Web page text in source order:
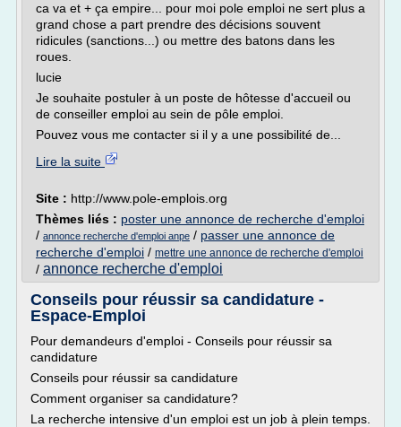
ca va et + ça empire... pour moi pole emploi ne sert plus a
grand chose a part prendre des décisions souvent
ridicules (sanctions...) ou mettre des batons dans les
roues.
lucie
Je souhaite postuler à un poste de hôtesse d'accueil ou
de conseiller emploi au sein de pôle emploi.
Pouvez vous me contacter si il y a une possibilité de...
Lire la suite
Site : http://www.pole-emplois.org
Thèmes liés : poster une annonce de recherche d'emploi
/ annonce recherche d'emploi anpe / passer une annonce de
recherche d'emploi / mettre une annonce de recherche d'emploi
/ annonce recherche d'emploi
Conseils pour réussir sa candidature -
Espace-Emploi
Pour demandeurs d'emploi - Conseils pour réussir sa
candidature
Conseils pour réussir sa candidature
Comment organiser sa candidature?
La recherche intensive d'un emploi est un job à plein temps.